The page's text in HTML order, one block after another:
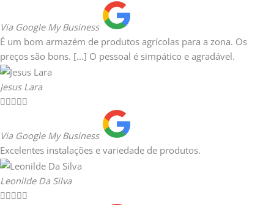
Via Google My Business
É um bom armazém de produtos agrícolas para a zona. Os
preços são bons. [...] O pessoal é simpático e agradável.
Jesus Lara

Via Google My Business
Excelentes instalações e variedade de produtos.
Leonilde Da Silva
